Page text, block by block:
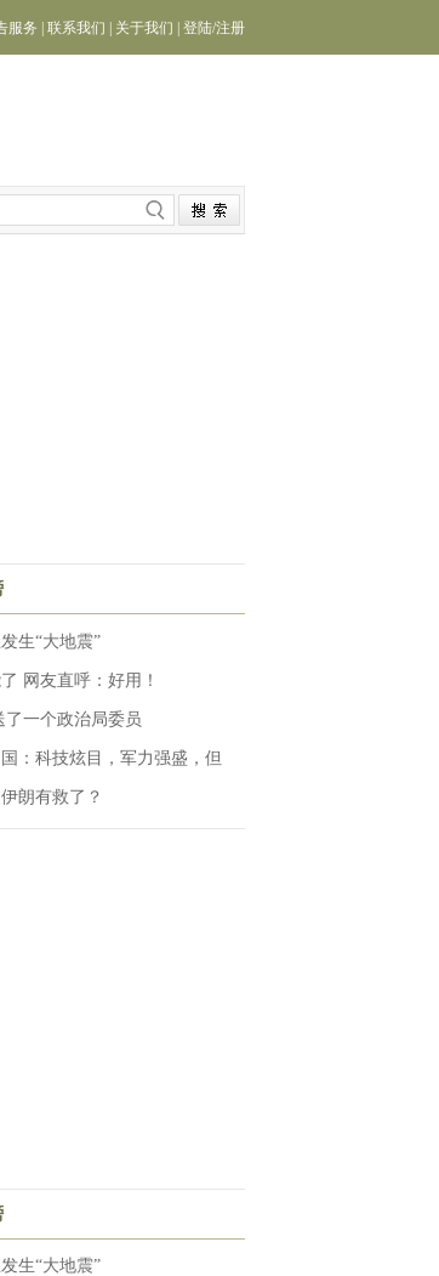
服务 联系我们 关于我们 登陆/注册
生“大地震”
网友直呼：好用！
一个政治局委员
：科技炫目，军力强盛，但
朗有救了？
生“大地震”